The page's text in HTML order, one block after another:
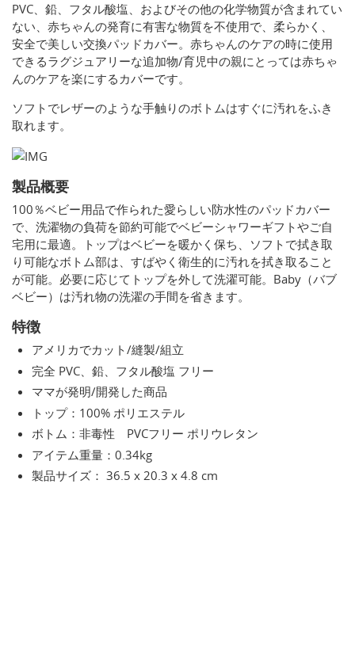
PVC、鉛、フタル酸塩、およびその他の化学物質が含まれてい
ない、赤ちゃんの発育に有害な物質を不使用で、柔らかく、
安全で美しい交換パッドカバー。赤ちゃんのケアの時に使用
できるラグジュアリーな追加物/育児中の親にとっては赤ちゃ
んのケアを楽にするカバーです。
ソフトでレザーのような手触りのボトムはすぐに汚れをふき
取れます。
製品概要
100％ベビー用品で作られた愛らしい防水性のパッドカバー
で、洗濯物の負荷を節約可能でベビーシャワーギフトやご自
宅用に最適。トップはベビーを暖かく保ち、ソフトで拭き取
り可能なボトム部は、すばやく衛生的に汚れを拭き取ること
が可能。必要に応じてトップを外して洗濯可能。Baby（バブ
ベビー）は汚れ物の洗濯の手間を省きます。
特徴
アメリカでカット/縫製/組立
完全 PVC、鉛、フタル酸塩 フリー
ママが発明/開発した商品
トップ：100% ポリエステル
ボトム：非毒性 PVCフリー ポリウレタン
アイテム重量：0.34kg
製品サイズ： 36.5 x 20.3 x 4.8 cm